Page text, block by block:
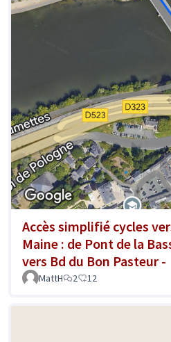
Accès simplifié cycles
Maine : de Pont de la
vers Bd du Bon Pasteur -
MattH 2 12